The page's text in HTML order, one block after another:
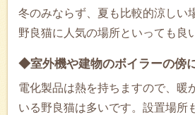
冬のみならず、夏も比較的涼しい
野良猫に人気の場所といっても良
◆室外機や建物のボイラーの傍
電化製品は熱を持ちますので、暖
いる野良猫は多いです。設置場所